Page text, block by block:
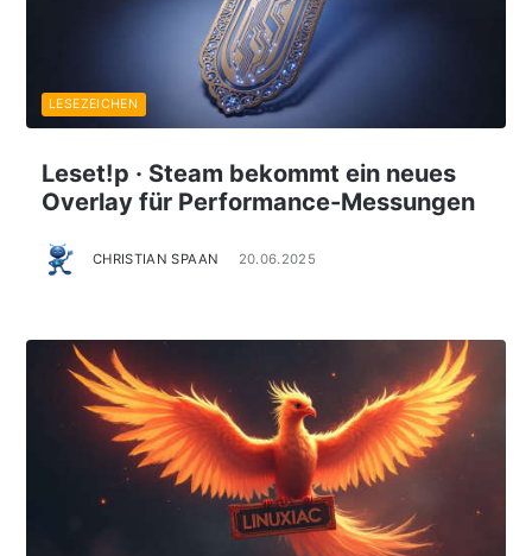
Leset!p · Steam bekommt ein neues
Overlay für Performance-Messungen
CHRISTIAN SPAAN 20.06.2025
LESEZEICHEN